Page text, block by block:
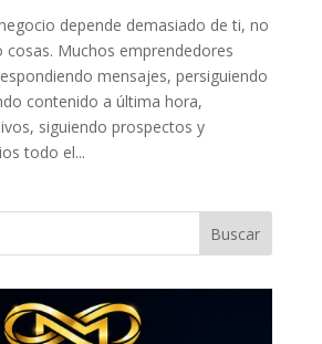
depende demasiado de ti, no
cosas. Muchos emprendedores
mensajes, persiguiendo
contenido a última hora,
siguiendo prospectos y
todo el...
Buscar